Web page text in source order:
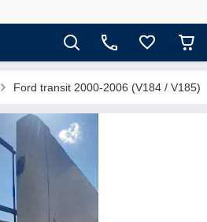
Ford transit 2000-2006 (V184 / V185)